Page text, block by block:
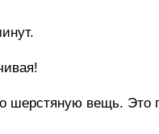
шерстяную вещь. Это